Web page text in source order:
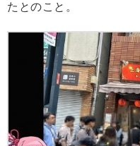
たとのこと。